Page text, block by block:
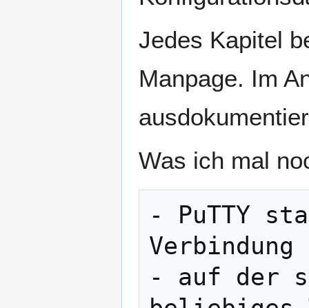
Jedes Kapitel
Manpage. Im
Was ich mal
- PuTTY
Verbindung
- auf der